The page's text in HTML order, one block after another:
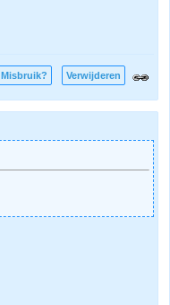
Misbruik? Verwijderen